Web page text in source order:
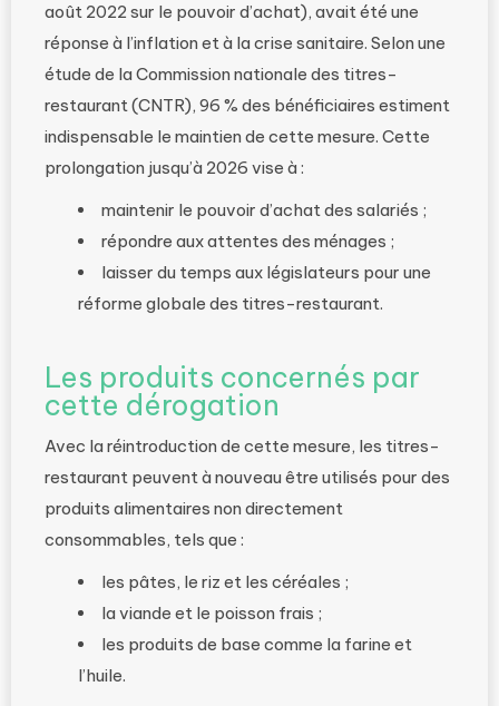
août 2022 sur le pouvoir d’achat), avait été une
réponse à l’inflation et à la crise sanitaire. Selon une
étude de la Commission nationale des titres-
restaurant (CNTR), 96 % des bénéficiaires estiment
indispensable le maintien de cette mesure. Cette
prolongation jusqu’à 2026 vise à :
maintenir le pouvoir d’achat des salariés ;
répondre aux attentes des ménages ;
laisser du temps aux législateurs pour une
réforme globale des titres-restaurant.
Les produits concernés par
cette dérogation
Avec la réintroduction de cette mesure, les titres-
restaurant peuvent à nouveau être utilisés pour des
produits alimentaires non directement
consommables, tels que :
les pâtes, le riz et les céréales ;
la viande et le poisson frais ;
les produits de base comme la farine et
l’huile.